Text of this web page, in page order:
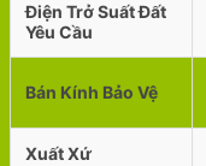
Điện Trở Suất Đất
Yêu Cầu
Bán Kính Bảo Vệ
Xuất Xứ